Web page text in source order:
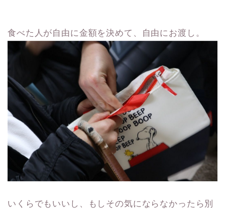
食べた人が自由に金額を決めて、自由にお渡し。
いくらでもいいし、もしその気にならなかったら別